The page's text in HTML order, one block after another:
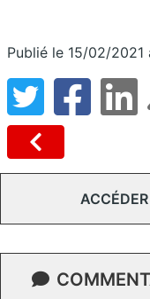
Publié le 15/02/2021